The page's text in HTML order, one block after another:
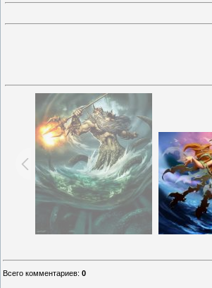
Всего комментариев: 0